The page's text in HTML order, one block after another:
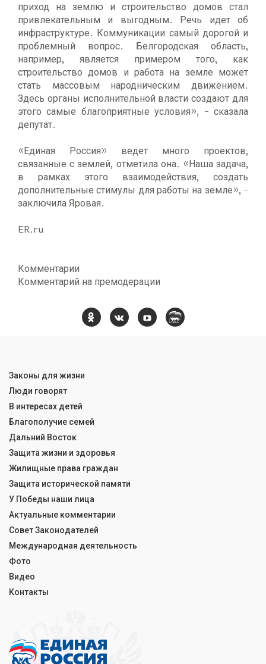
приход на землю и строительство домов стал
привлекательным и выгодным. Речь идет об
инфраструктуре. Коммуникации самый дорогой и
проблемный вопрос. Белгородская область,
например, является примером того, как
строительство домов и работа на земле может
стать массовым народническим движением.
Здесь органы исполнительной власти создают для
этого самые благоприятные условия», - сказала
депутат.
«Единая Россия» ведет много проектов,
связанные с землей, отметила она. «Наша задача,
в рамках этого взаимодействия, создать
дополнительные стимулы для работы на земле», -
заключила Яровая.
ER.ru
Комментарии
Комментарий на премодерации
Законы для жизни
Люди говорят
В интересах детей
Благополучие семей
Дальний Восток
Защита жизни и здоровья
Жилищные права граждан
Защита исторической памяти
У Победы наши лица
Актуальные комментарии
Совет Законодателей
Международная деятельность
Фото
Видео
Контакты